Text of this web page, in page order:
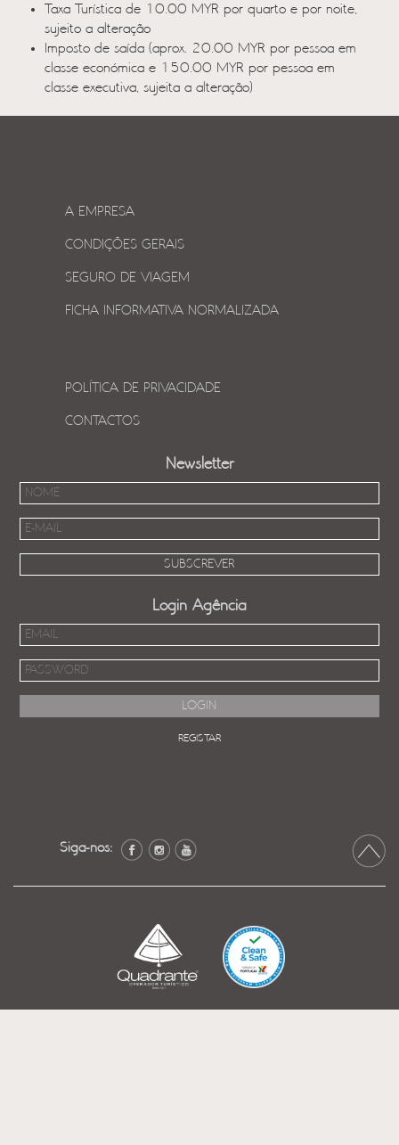
Taxa Turística de 10.00 MYR por quarto e por noite,
sujeito a alteração
Imposto de saída (aprox. 20.00 MYR por pessoa em
classe económica e 150.00 MYR por pessoa em
classe executiva, sujeita a alteração)
A EMPRESA
CONDIÇÕES GERAIS
SEGURO DE VIAGEM
FICHA INFORMATIVA NORMALIZADA
POLÍTICA DE PRIVACIDADE
CONTACTOS
Newsletter
Login Agência
REGISTAR
Siga-nos: